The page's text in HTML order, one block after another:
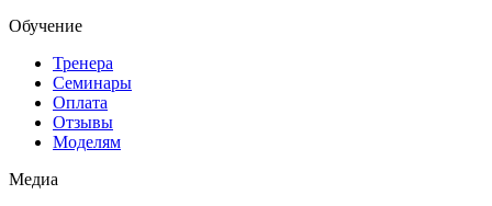
Обучение
Тренера
Семинары
Оплата
Отзывы
Моделям
Медиа